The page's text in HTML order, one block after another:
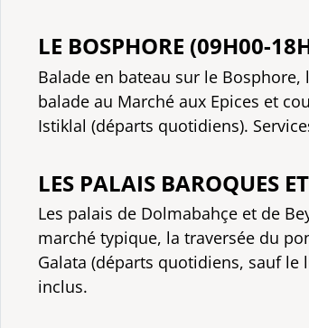
LE BOSPHORE (09H00-
Balade en bateau sur le
balade au Marché aux Epices et
Istiklal (départs quotidiens).
LES PALAIS BAROQUES
Les palais de Dolmabahçe et de
marché typique, la traversée du
Galata (départs quotidiens, sauf le
inclus.